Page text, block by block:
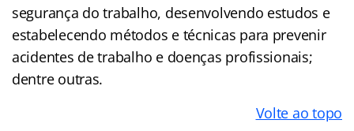
segurança do trabalho, desenvolvendo estudos e
estabelecendo métodos e técnicas para prevenir
acidentes de trabalho e doenças profissionais;
dentre outras.
Volte ao topo